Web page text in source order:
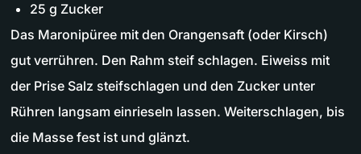
25 g Zucker
Das Maronipüree mit den Orangensaft (oder Kirsch)
gut verrühren. Den Rahm steif schlagen. Eiweiss mit
der Prise Salz steifschlagen und den Zucker unter
Rühren langsam einrieseln lassen. Weiterschlagen, bis
die Masse fest ist und glänzt.